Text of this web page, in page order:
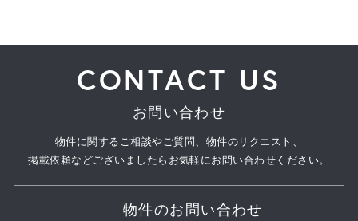
CONTACT US
お問い合わせ
物件に関するご相談やご質問、物件のリクエスト、
掲載依頼などございましたらお気軽にお問い合わせください。
物件のお問い合わせ